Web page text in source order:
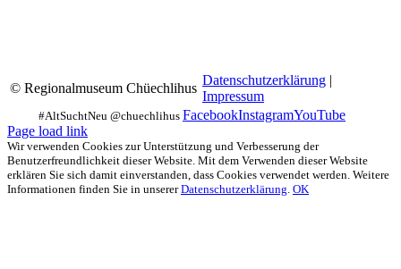
© Regionalmuseum Chüechlihus
Datenschutzerklärung |
Impressum
FacebookInstagramYouTube
Page load link
Wir verwenden Cookies zur Unterstützung und Verbesserung der
Benutzerfreundlichkeit dieser Website. Mit dem Verwenden dieser Website
erklären Sie sich damit einverstanden, dass Cookies verwendet werden. Weitere
Informationen finden Sie in unsererDatenschutzerklärung. OK